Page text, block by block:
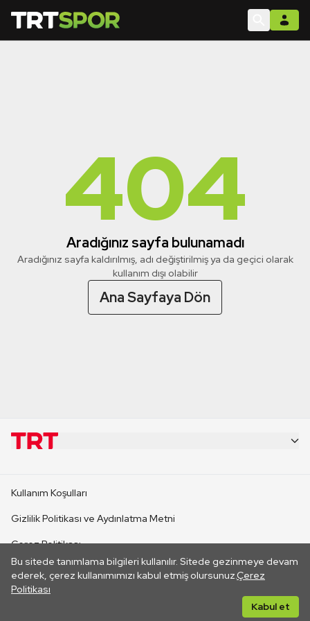
404
Aradığınız sayfa bulunamadı
Aradığınız sayfa kaldırılmış, adı değiştirilmiş ya da geçici olarak
kullanım dışı olabilir
Ana Sayfaya Dön
Bu sitede tanımlama bilgileri kullanılır. Sitede gezinmeye devam
ederek, çerez kullanımımızı kabul etmiş olursunuz.Çerez
Politikası
Kabul et
CANLI YAYINLAR
Kullanım Koşulları
Gizlilik Politikası ve Aydınlatma Metni
Çerez Politikası
İletişim
Her hakkı saklıdır. ©2026 TRT. Bağlantı yoluyla gidilen dış